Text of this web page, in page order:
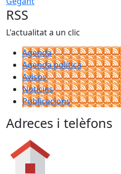
RSS
L'actualitat a un clic
Agenda
Agenda política
Avisos
Notícies
Publicacions
Adreces i telèfons